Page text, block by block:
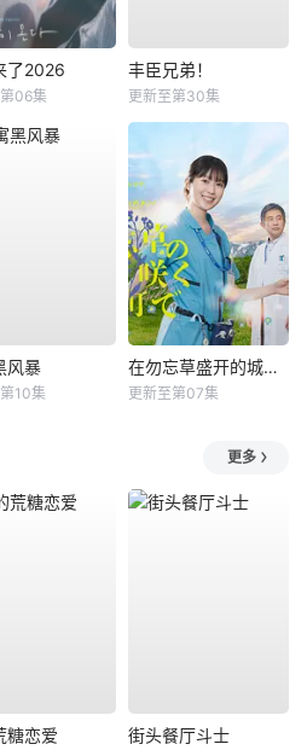
了2026
06集
丰臣兄弟！
更新至第30集
风暴
10集
在勿忘草盛开的城镇 ～安昙野诊疗记～
更新至第07集
更多
糖恋爱 街头餐厅斗士